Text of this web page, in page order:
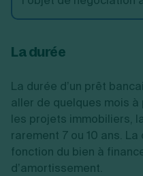
La durée
La durée d’un prêt
aller de quelques mois
les projets immobiliers,
rarement 7 ou 10 ans.
fonction du bien à
d’amortissement.